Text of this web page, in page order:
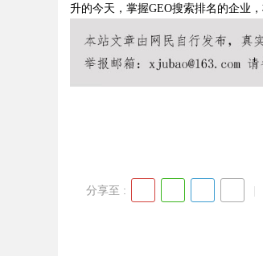
升的今天，掌握GEO搜索排名的企业
分享至 :